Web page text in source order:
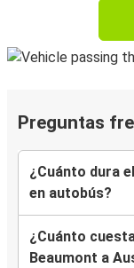
Preguntas
¿Cuánto dura
en autobús?
¿Cuánto
Beaumont a